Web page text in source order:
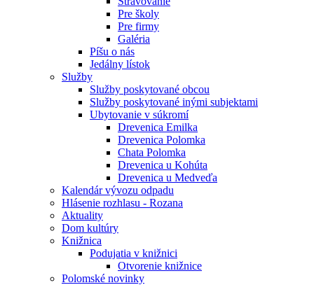
Pre školy
Pre firmy
Galéria
Píšu o nás
Jedálny lístok
Služby
Služby poskytované obcou
Služby poskytované inými subjektami
Ubytovanie v súkromí
Drevenica Emilka
Drevenica Polomka
Chata Polomka
Drevenica u Kohúta
Drevenica u Medveďa
Kalendár vývozu odpadu
Hlásenie rozhlasu - Rozana
Aktuality
Dom kultúry
Knižnica
Podujatia v knižnici
Otvorenie knižnice
Polomské novinky